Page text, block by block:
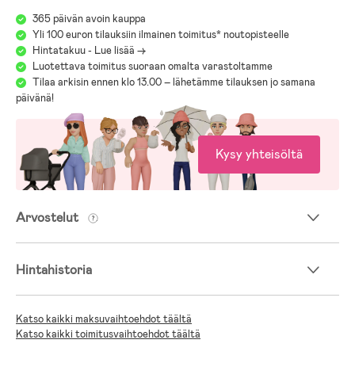
365 päivän avoin kauppa
Yli 100 euron tilauksiin ilmainen toimitus* noutopisteelle
Hintatakuu - Lue lisää ->
Luotettava toimitus suoraan omalta varastoltamme
Tilaa arkisin ennen klo 13.00 – lähetämme tilauksen jo samana
päivänä!
Kysy yhteisöltä
Arvostelut
Hintahistoria
Katso kaikki maksuvaihtoehdot täältä
Katso kaikki toimitusvaihtoehdot täältä